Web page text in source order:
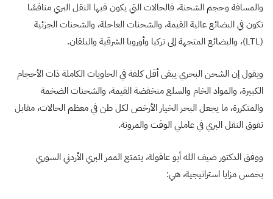
والمسافة وحجم الشحنة، فالحالات التي يكون فيها النقل البري منافسًا
تكون في البضائع عالية القيمة، والشحنات العاجلة، والشحنات الجزئية
(LTL)، والبضائع المتجهة إلى تركيا وأوروبا الشرقية والبلقان.
ويقول إن الشحن البحري يبقى أقل كلفة في الحاويات الكاملة ذات الأحجام
الكبيرة، والمواد الخام والسلع منخفضة القيمة، والشحنات الضخمة
والمتكررة، ما يجعل البحر الخيار الأرخص لكل طن في معظم الحالات، مقابل
تفوق النقل البري في عاملي الوقت والمرونة.
ووفق الدكتور ضيف الله أبو عاقولة، يتمتع الممر البري الأردني السوري
بخمس مزايا استراتيجية، هي: